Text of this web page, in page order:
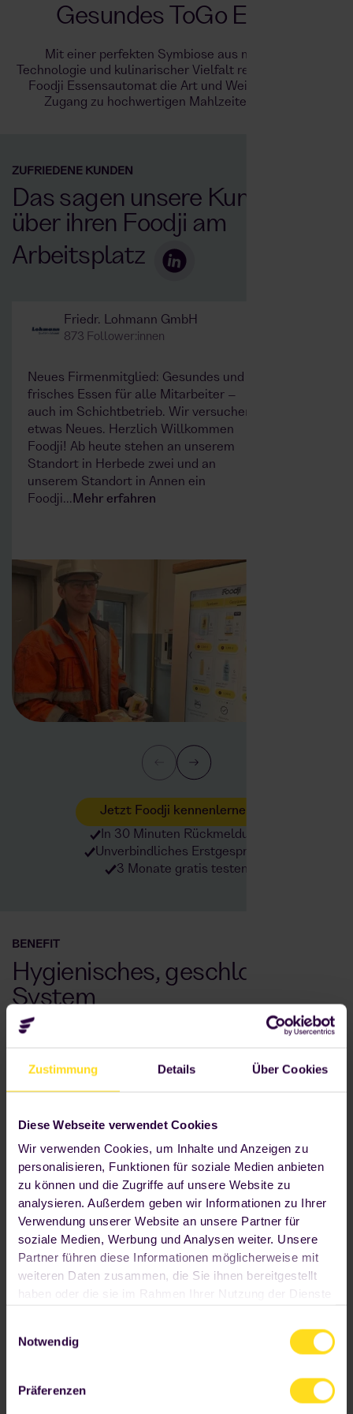
Zustimmung Details Über Cookies
Diese Webseite verwendet Cookies
Wir verwenden Cookies, um Inhalte und Anzeigen zu
personalisieren, Funktionen für soziale Medien anbieten
zu können und die Zugriffe auf unsere Website zu
analysieren. Außerdem geben wir Informationen zu Ihrer
Verwendung unserer Website an unsere Partner für
soziale Medien, Werbung und Analysen weiter. Unsere
Partner führen diese Informationen möglicherweise mit
weiteren Daten zusammen, die Sie ihnen bereitgestellt
haben oder die sie im Rahmen Ihrer Nutzung der Dienste
hiermit einverstanden. Ihre Einwilligung umfasst alle
vorausgewählten beziehungsweise von Ihnen
notwendige Cookies verwenden" sollen, klicken Sie bitte
den entsprechenden Button an. Wir beschränken uns
Notwendig
Präferenzen
Gesundes ToGo Essen
Mit einer perfekten Symbiose aus modernster
Technologie und kulinarischer Vielfalt revolutioniert der
Foodji Essensautomat die Art und Weise, wie Gäste
Zugang zu hochwertigen Mahlzeiten erhalten.
ZUFRIEDENE KUNDEN
Das sagen unsere Kunden
über ihren Foodji am
Arbeitsplatz
Friedr. Lohmann GmbH
873 Follower:innen
Neues Firmenmitglied: Gesundes und
frisches Essen für alle Mitarbeiter –
auch im Schichtbetrieb. Wir versuchen
etwas Neues. Herzlich Willkommen
Foodji! Ab heute stehen an unserem
Standort in Herbede zwei und an
unserem Standort in Annen ein
Foodji...Mehr erfahren
Jetzt Foodji kennenlernen
In 30 Minuten Rückmeldung
Unverbindliches Erstgespräch
3 Monate gratis testen
BENEFIT
Hygienisches, geschlossenes
System
Verpflegungsangebot für alle Mitarbeitenden über alle
Gehaltsstrukturen hinweg.
Essenszuschuss sein darf, wir implementieren diesen in
die App und stellen ihn somit direkt den Mitarbeitenden
zur Verfügung.